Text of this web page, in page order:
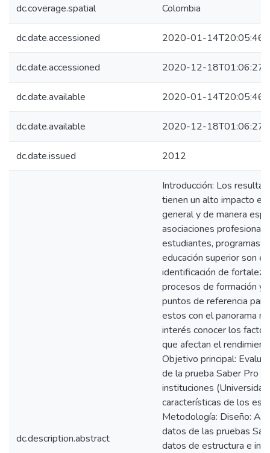
dc.coverage.spatial Colombia
dc.date.accessioned 2020-01-14T20:05:46Z
dc.date.accessioned 2020-12-18T01:06:27Z
dc.date.available 2020-01-14T20:05:46Z
dc.date.available 2020-12-18T01:06:27Z
dc.date.issued 2012
dc.description.abstract
Introducción: Los
tienen un alto impacto en
general y de manera
asociaciones
estudiantes, programas
educación superior son
identificación de
procesos de formación y
puntos de referencia
estos con el panorama
interés conocer los
que afectan el
Objetivo principal:
de la prueba Saber Pro
instituciones
características de los
Metodología: Diseño:
datos de las pruebas
datos de estructura e